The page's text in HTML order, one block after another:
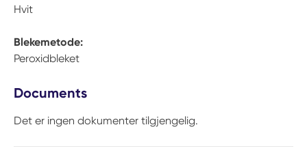
Hvit
Blekemetode:
Peroxidbleket
Documents
Det er ingen dokumenter tilgjengelig.